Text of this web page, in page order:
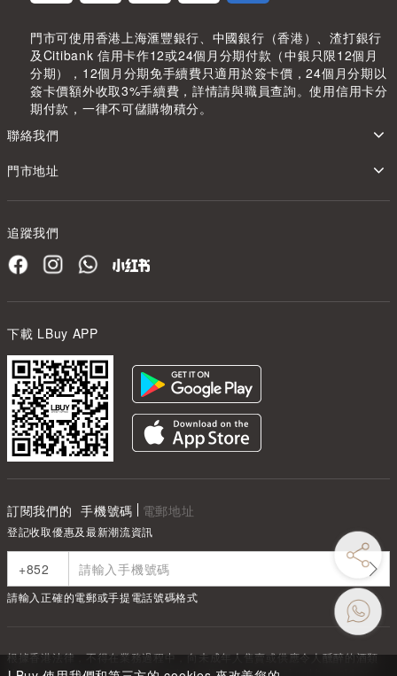
門市可使用香港上海滙豐銀行、中國銀行（香港）、渣打銀行
及Citibank 信用卡作12或24個月分期付款（中銀只限12個月
分期），12個月分期免手續費只適用於簽卡價，24個月分期以
簽卡價額外收取3%手續費，詳情請與職員查詢。使用信用卡分
期付款，一律不可儲購物積分。
聯絡我們
門市地址
追蹤我們
下載 LBuy APP
訂閱我們的 手機號碼 電郵地址
登記收取優惠及最新潮流資訊
請輸入正確的電郵或手提電話號碼格式
根據香港法律，不得在業務過程中，向未成年人售賣或供應令人醺醉的酒類
Under the law of Hong Kong, intoxicating liquor must not be sold or